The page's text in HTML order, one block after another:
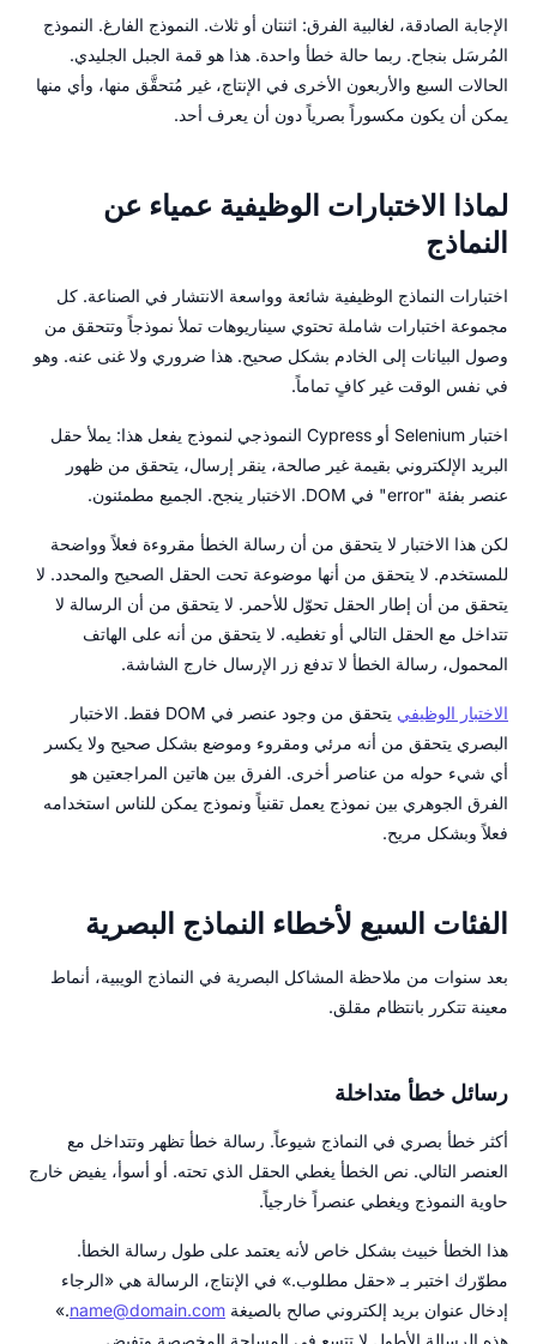
الإجابة الصادقة، لغالبية الفرق: اثنتان أو ثلاث. النموذج الفارغ. النموذج
المُرسَل بنجاح. ربما حالة خطأ واحدة. هذا هو قمة الجبل الجليدي.
الحالات السبع والأربعون الأخرى في الإنتاج، غير مُتحقَّق منها، وأي منها
يمكن أن يكون مكسوراً بصرياً دون أن يعرف أحد.
لماذا الاختبارات الوظيفية عمياء عن
النماذج
اختبارات النماذج الوظيفية شائعة وواسعة الانتشار في الصناعة. كل
مجموعة اختبارات شاملة تحتوي سيناريوهات تملأ نموذجاً وتتحقق من
وصول البيانات إلى الخادم بشكل صحيح. هذا ضروري ولا غنى عنه. وهو
في نفس الوقت غير كافٍ تماماً.
اختبار Selenium أو Cypress النموذجي لنموذج يفعل هذا: يملأ حقل
البريد الإلكتروني بقيمة غير صالحة، ينقر إرسال، يتحقق من ظهور
عنصر بفئة "error" في DOM. الاختبار ينجح. الجميع مطمئنون.
لكن هذا الاختبار لا يتحقق من أن رسالة الخطأ مقروءة فعلاً وواضحة
للمستخدم. لا يتحقق من أنها موضوعة تحت الحقل الصحيح والمحدد. لا
يتحقق من أن إطار الحقل تحوّل للأحمر. لا يتحقق من أن الرسالة لا
تتداخل مع الحقل التالي أو تغطيه. لا يتحقق من أنه على الهاتف
المحمول، رسالة الخطأ لا تدفع زر الإرسال خارج الشاشة.
الاختبار الوظيفي
يتحقق من وجود عنصر في DOM فقط. الاختبار
البصري يتحقق من أنه مرئي ومقروء وموضع بشكل صحيح ولا يكسر
أي شيء حوله من عناصر أخرى. الفرق بين هاتين المراجعتين هو
الفرق الجوهري بين نموذج يعمل تقنياً ونموذج يمكن للناس استخدامه
فعلاً وبشكل مريح.
الفئات السبع لأخطاء النماذج البصرية
بعد سنوات من ملاحظة المشاكل البصرية في النماذج الويبية، أنماط
معينة تتكرر بانتظام مقلق.
رسائل خطأ متداخلة
أكثر خطأ بصري في النماذج شيوعاً. رسالة خطأ تظهر وتتداخل مع
العنصر التالي. نص الخطأ يغطي الحقل الذي تحته. أو أسوأ، يفيض خارج
حاوية النموذج ويغطي عنصراً خارجياً.
هذا الخطأ خبيث بشكل خاص لأنه يعتمد على طول رسالة الخطأ.
مطوّرك اختبر بـ «حقل مطلوب.» في الإنتاج، الرسالة هي «الرجاء
إدخال عنوان بريد إلكتروني صالح بالصيغة name@domain.com
.»
هذه الرسالة الأطول لا تتسع في المساحة المخصصة وتفيض.